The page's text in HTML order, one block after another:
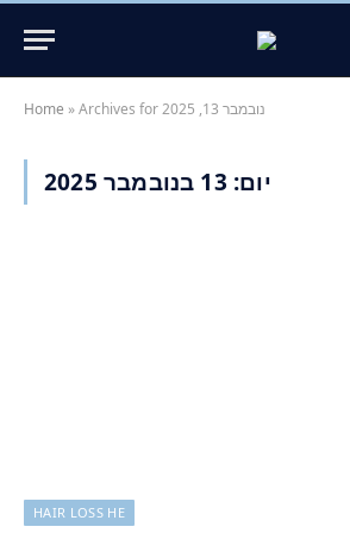
Home » Archives for נובמבר 13, 2025
יום: 13 בנובמבר 2025
HAIR LOSS HE